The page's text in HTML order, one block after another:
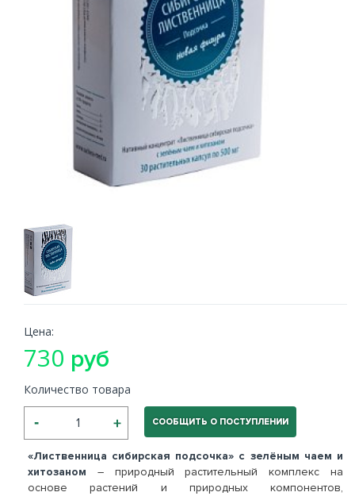
«Лиственница сибирская подсочка» с зелёным чаем и
хитозаном – природный растительный комплекс на
основе растений и природных компонентов,
Цена:
730 руб
Количество товара
СООБЩИТЬ О ПОСТУПЛЕНИИ